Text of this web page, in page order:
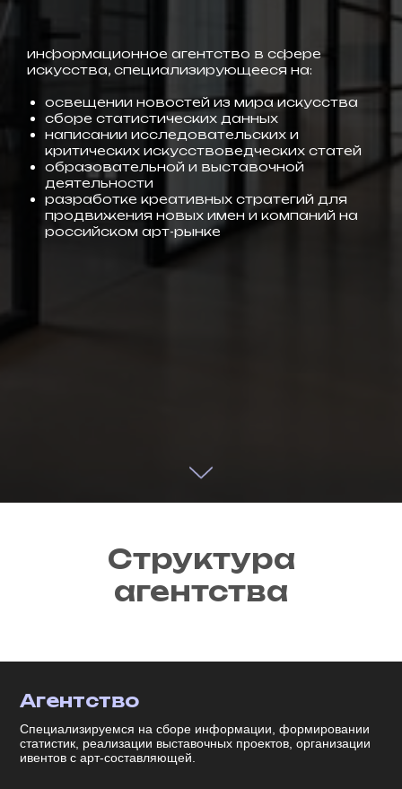
информационное агентство в сфере
искусства, специализирующееся на:
освещении новостей из мира искусства
сборе статистических данных
написании исследовательских и
критических искусствоведческих статей
образовательной и выставочной
деятельности
разработке креативных стратегий для
продвижения новых имен и компаний на
российском арт-рынке
Структура
агентства
Агентство
Специализируемся на сборе информации, формировании
статистик, реализации выставочных проектов, организации
ивентов с арт-составляющей.